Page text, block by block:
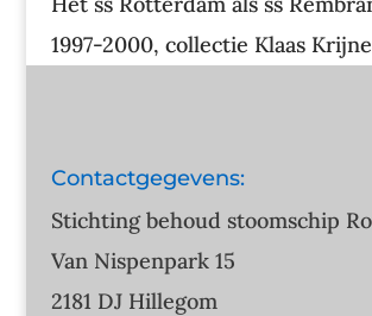
1997-2000, collectie Klaas
Contactgegevens:
Stichting behoud stoomschip
Van Nispenpark 15
2181 DJ Hillegom